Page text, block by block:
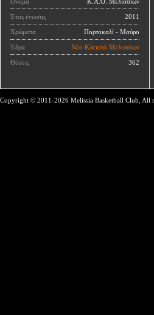
Έτος ένωσης 2011
Χρώματα Πορτοκαλί - Μαύρο
Έδρα Νέο Κλειστό Μελισσίων
Θέσεις 362
Copyright © 2011-2026 Melissia Basketball Club, All